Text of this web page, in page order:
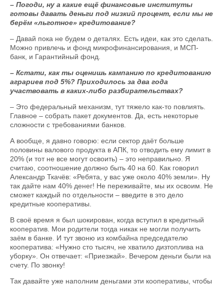
– Погоди, ну а какие ещё финансовые институты
готовы давать деньги под низкий процент, если мы не
берём «льготное» кредитование?
– Давай пока не будем о деталях. Есть идеи, как это сделать.
Можно привлечь и фонд микрофинансирования, и МСП-
банк, и Гарантийный фонд.
– Кстати, как ты оценишь кампанию по кредитованию
аграриев под 5%? Приходилось за два года
участвовать в каких-либо разбирательствах?
– Это федеральный механизм, тут тяжело как-то повлиять.
Главное – собрать пакет документов. Да, есть некоторые
сложности с требованиями банков.
А вообще, я давно говорю: если сектор даёт больше
половины валового продукта в АПК, то отводить ему лимит в
20% (и тот не все могут освоить) – это неправильно. Я
считаю, соотношение должно быть 40 на 60. Как говорил
Александр Ткачёв: «Ребята, у вас уже около 40% земли». Ну
так дайте нам 40% денег! Не переживайте, мы их освоим. Не
сможет каждый по отдельности – введите в это дело
кредитные кооперативы.
В своё время я был шокирован, когда вступил в кредитный
кооператив. Мои родители тогда никак не могли получить
заём в банке. И тут звоню из комбайна председателю
кооператива: «Нужно сто тысяч, не хватило дизтоплива на
уборку». Он отвечает: «Приезжай». Вечером деньги были на
счету. По звонку!
Так давайте уже наполним деньгами эти кооперативы, чтобы